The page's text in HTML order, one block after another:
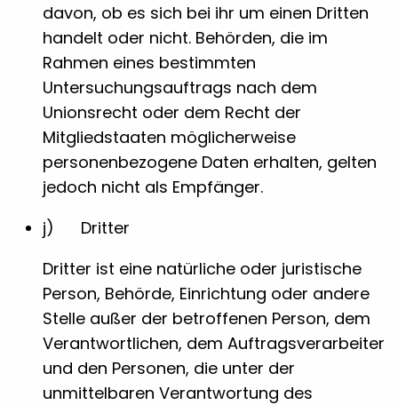
davon, ob es sich bei ihr um einen Dritten
handelt oder nicht. Behörden, die im
Rahmen eines bestimmten
Untersuchungsauftrags nach dem
Unionsrecht oder dem Recht der
Mitgliedstaaten möglicherweise
personenbezogene Daten erhalten, gelten
jedoch nicht als Empfänger.
j) Dritter
Dritter ist eine natürliche oder juristische
Person, Behörde, Einrichtung oder andere
Stelle außer der betroffenen Person, dem
Verantwortlichen, dem Auftragsverarbeiter
und den Personen, die unter der
unmittelbaren Verantwortung des